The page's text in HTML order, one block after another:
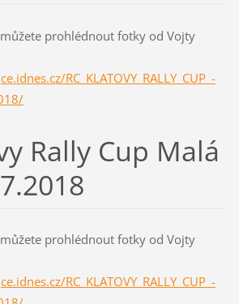
prohlédnout fotky od Vojty
RC_KLATOVY_RALLY_CUP_-
Rally Cup Malá
prohlédnout fotky od Vojty
RC_KLATOVY_RALLY_CUP_-